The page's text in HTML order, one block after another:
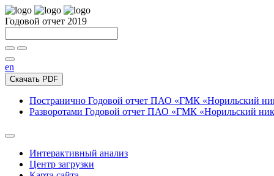
Годовой отчет 2019
en
Скачать PDF
Постранично Годовой отчет ПАО «ГМК «Норильский
Разворотами Годовой отчет ПАО «ГМК «Норильский
Интерактивный анализ
Центр загрузки